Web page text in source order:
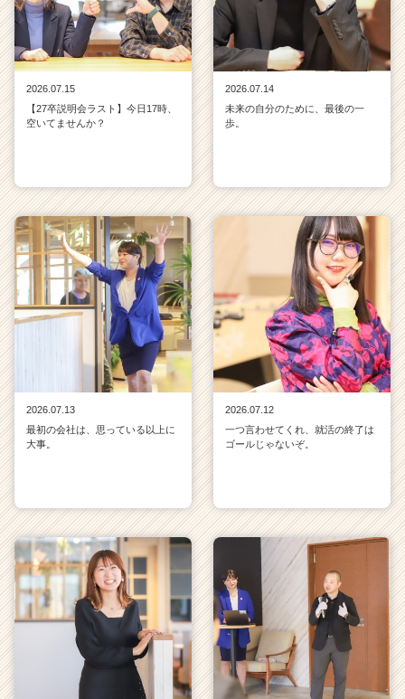
2026.07.15
【27卒説明会ラスト】今日17時、
空いてませんか？
2026.07.14
未来の自分のために、最後の一
歩。
2026.07.13
最初の会社は、思っている以上に
大事。
2026.07.12
一つ言わせてくれ、就活の終了は
ゴールじゃないぞ。